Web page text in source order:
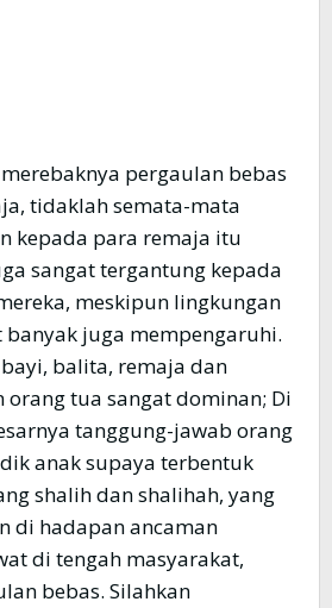
pergaulan bebas
tidaklah semata-mata
kepada para remaja itu
sangat tergantung kepada
meskipun lingkungan
juga mempengaruhi.
balita, remaja dan
orang tua sangat dominan; Di
tanggung-jawab orang
anak supaya terbentuk
shalih dan shalihah, yang
di hadapan ancaman
di tengah masyarakat,
bebas. Silahkan